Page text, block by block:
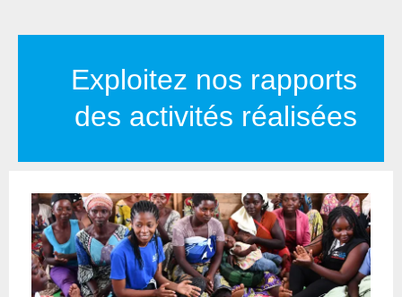
Exploitez nos rapports
des activités réalisées